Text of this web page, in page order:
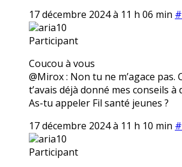
17 décembre 2024 à 11 h 06 min
aria10
Participant
Coucou à vous
@Mirox : Non tu ne m’agace pas.
t’avais déjà donné mes conseils à
As-tu appeler Fil santé jeunes ?
17 décembre 2024 à 11 h 10 min
aria10
Participant